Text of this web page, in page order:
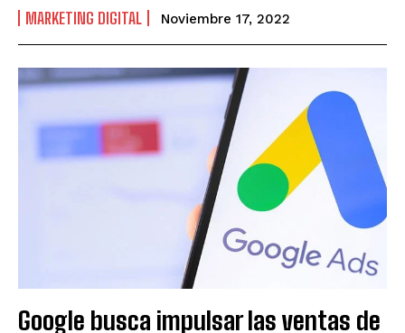
MARKETING DIGITAL Noviembre 17, 2022
Google busca impulsar las ventas de